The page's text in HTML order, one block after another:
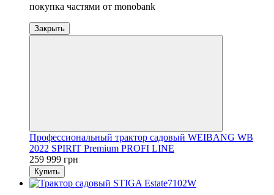
покупка частями от monobank
Закрыть
Профессиональный трактор садовый WEIBANG WB
2022 SPIRIT Premium PROFI LINE
259 999 грн
Купить